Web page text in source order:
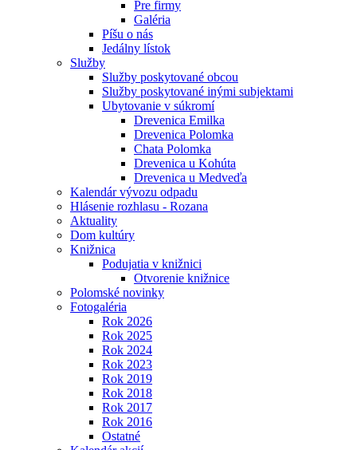
Pre firmy
Galéria
Píšu o nás
Jedálny lístok
Služby
Služby poskytované obcou
Služby poskytované inými subjektami
Ubytovanie v súkromí
Drevenica Emilka
Drevenica Polomka
Chata Polomka
Drevenica u Kohúta
Drevenica u Medveďa
Kalendár vývozu odpadu
Hlásenie rozhlasu - Rozana
Aktuality
Dom kultúry
Knižnica
Podujatia v knižnici
Otvorenie knižnice
Polomské novinky
Fotogaléria
Rok 2026
Rok 2025
Rok 2024
Rok 2023
Rok 2019
Rok 2018
Rok 2017
Rok 2016
Ostatné